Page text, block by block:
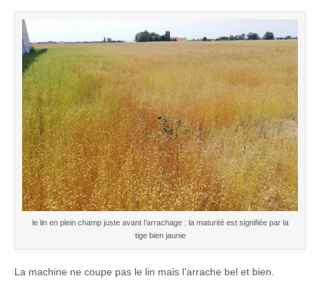
le lin en plein champ juste avant l’arrachage : la maturité est signifiée par la
tige bien jaunie
La machine ne coupe pas le lin mais l’arrache bel et bien.